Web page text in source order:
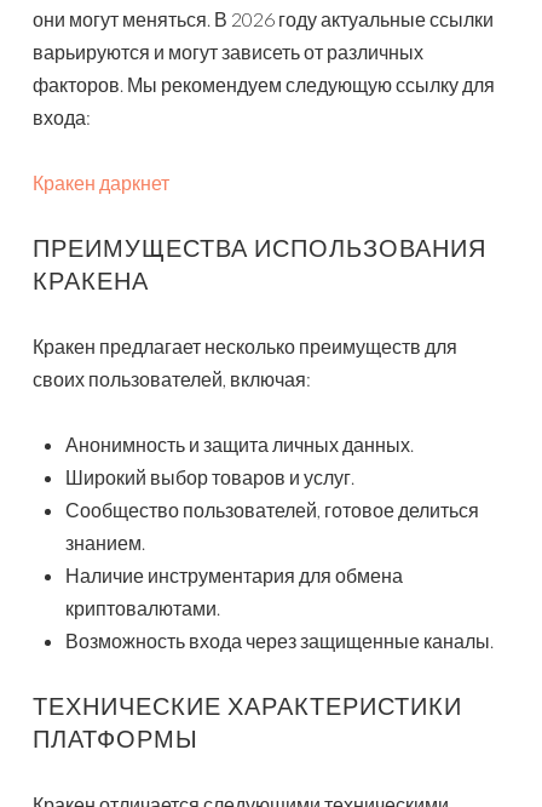
они могут меняться. В 2026 году актуальные ссылки
варьируются и могут зависеть от различных
факторов. Мы рекомендуем следующую ссылку для
входа:
Кракен даркнет
ПРЕИМУЩЕСТВА ИСПОЛЬЗОВАНИЯ
КРАКЕНА
Кракен предлагает несколько преимуществ для
своих пользователей, включая:
Анонимность и защита личных данных.
Широкий выбор товаров и услуг.
Сообщество пользователей, готовое делиться
знанием.
Наличие инструментария для обмена
криптовалютами.
Возможность входа через защищенные каналы.
ТЕХНИЧЕСКИЕ ХАРАКТЕРИСТИКИ
ПЛАТФОРМЫ